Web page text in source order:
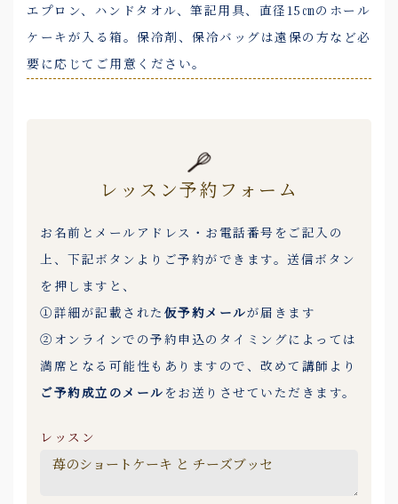
エプロン、ハンドタオル、筆記用具、直径15㎝のホール
ケーキが入る箱。保冷剤、保冷バッグは遠保の方など必
要に応じてご用意ください。
レッスン予約フォーム
お名前とメールアドレス・お電話番号をご記入の
上、下記ボタンよりご予約ができます。送信ボタン
を押しますと、
①詳細が記載された 仮予約メールが届きます
②オンラインでの予約申込のタイミングによっては
満席となる可能性もありますので、改めて講師より
ご予約成立のメール をお送りさせていただきます。
レッスン